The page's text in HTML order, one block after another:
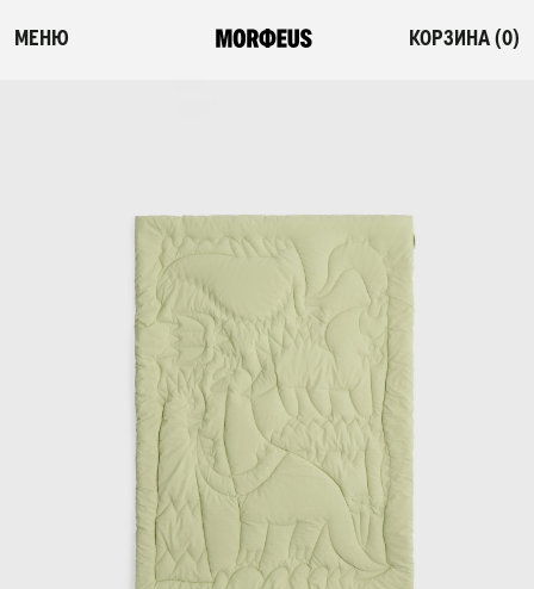
МЕНЮ КОРЗИНА (0)
ФЛЕШ-РАСПРОДАЖА
НОВИНКИ
ПОСТЕЛЬНОЕ БЕЛЬЕ
ОДЕЯЛА-КОМФОРТЕРЫ
БАР НАВОЛОЧЕК